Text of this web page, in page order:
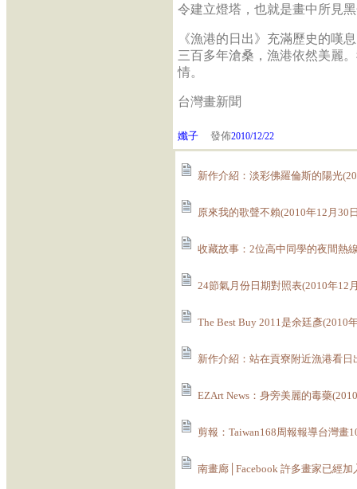
令建立燈塔，也就是畫中所見
《漁港的日出》充滿歷史的嘆
三百多年滄桑，漁港依然美麗
情。
台灣畫新聞
孅子 發佈2010/12/22
新作介紹：淡彩佛羅倫斯的陽光
原來我的歌聲不賴(2010年12月30
收藏故事：2位高中同學的夜間熱
24節氣月份日期對照表(2010年12
The Best Buy 2011是余廷彥(2010
新作介紹：站在貢寮附近漁港看日
EZArt News：身旁美麗的毒藥
剪報：Taiwan168周報報導台灣畫
南畫廊│Facebook 許多畫家已經加